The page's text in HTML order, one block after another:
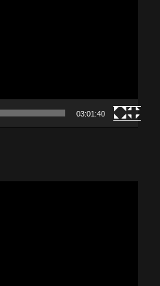
03:01:40